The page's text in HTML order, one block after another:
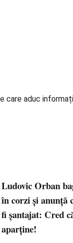
care aduc
Ludovic Orban
în corzi și anunță
fi șantajat: Cred
aparține!